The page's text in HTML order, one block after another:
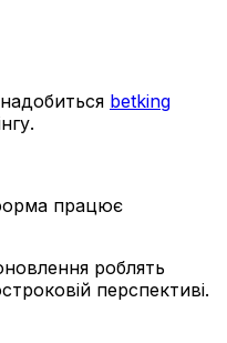
betking
працює
роблять
перспективі.